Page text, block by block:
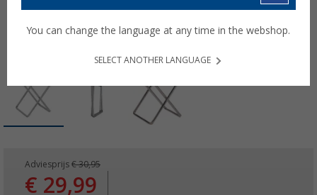
Adviesprijs € 30,95
€ 29,99
You can change the language at any time in the webshop.
SELECT ANOTHER LANGUAGE